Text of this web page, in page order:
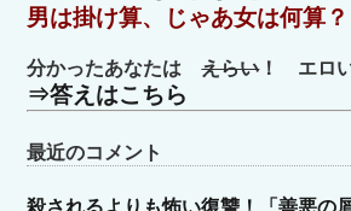
ー
男は掛け算、じゃあ女は何算？
分かったあなたはえらい！ エロい
⇒答えはこちら
最近のコメント